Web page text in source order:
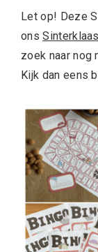
Let op! Deze
ons
zoek naar nog
Kijk dan eens